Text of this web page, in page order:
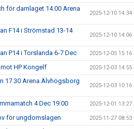
för damlaget 14.00 Arena
2025-12-10 14:34
F14 i Strömstad 13-14
2025-12-10 14:06
P14 i Torslanda 6-7 Dec 2025-12-05 15:16
HP Kongelf 2025-12-03 14:55
17.30 Arena Älvhögsborg
2025-12-03 10:16
4 Dec 19.00 2025-12-01 13:27
för ungdomslagen 2025-11-27 08:53